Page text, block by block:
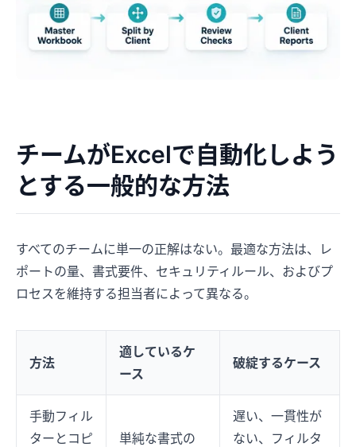
チームがExcelで自動化しよう
とする一般的な方法
すべてのチームに単一の正解はない。最適な方法は、レ
ポートの量、書式要件、セキュリティルール、およびプ
ロセスを維持する担当者によって異なる。
方法
適しているケ
ース
破綻するケース
手動フィル
ターとコピ
単純な書式の
遅い、一貫性が
ない、フィルタ